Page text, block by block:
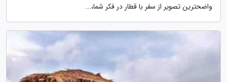
واضحترین تصویر از سفر با قطار در فکر شما،...